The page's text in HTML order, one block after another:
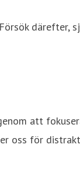
att
oss för